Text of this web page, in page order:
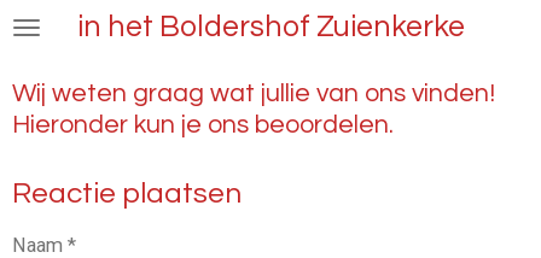
Ga
naar
de
in het Boldershof Zuienkerke
Wij weten graag wat jullie van ons vinden!
Hieronder kun je ons beoordelen.
Reactie plaatsen
Naam *